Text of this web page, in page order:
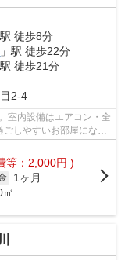
駅 徒歩8分
」駅 徒歩22分
駅 徒歩21分
2-4
室内設備はエアコン・全
しやすいお部屋になり
等：2,000円 )
1ヶ月